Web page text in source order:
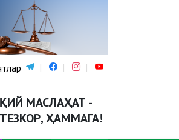
МАСЛАҲАТ -
ҲАММАГА!